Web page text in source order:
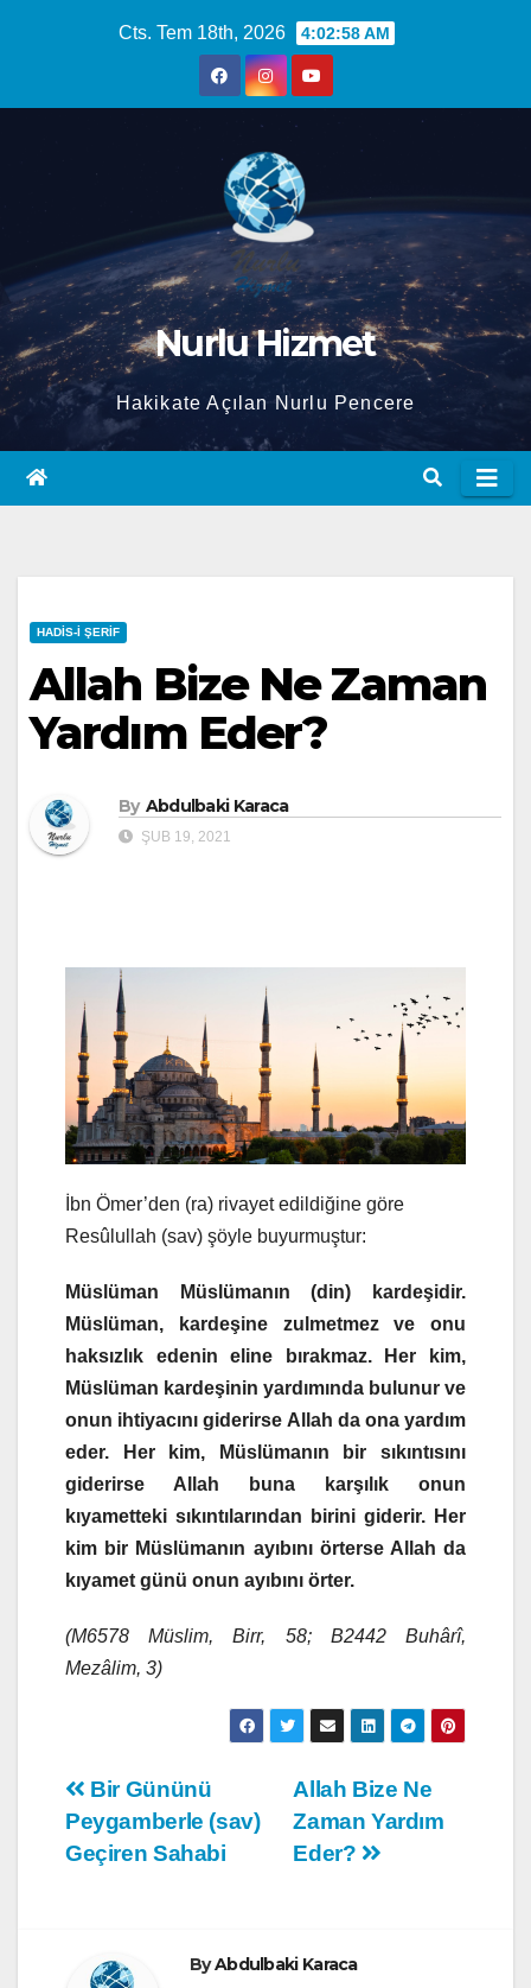
Cts. Tem 18th, 2026 4:02:58 AM
Nurlu Hizmet
Hakikate Açılan Nurlu Pencere
HADIS-I ŞERIF
Allah Bize Ne Zaman
Yardım Eder?
By Abdulbaki Karaca
ŞUB 19, 2021
İbn Ömer’den (ra) rivayet edildiğine göre
Resûlullah (sav) şöyle buyurmuştur:
Müslüman Müslümanın (din) kardeşidir.
Müslüman, kardeşine zulmetmez ve onu
haksızlık edenin eline bırakmaz. Her kim,
Müslüman kardeşinin yardımında bulunur ve
onun ihtiyacını giderirse Allah da ona yardım
eder. Her kim, Müslümanın bir sıkıntısını
giderirse Allah buna karşılık onun
kıyametteki sıkıntılarından birini giderir. Her
kim bir Müslümanın ayıbını örterse Allah da
kıyamet günü onun ayıbını örter.
(M6578 Müslim, Birr, 58; B2442 Buhârî,
Mezâlim, 3)
Yazı
gezinmesi
Allah Bize Ne
Zaman Yardım
Eder?
Bir Gününü
Peygamberle (sav)
Geçiren Sahabi
ByAbdulbaki Karaca